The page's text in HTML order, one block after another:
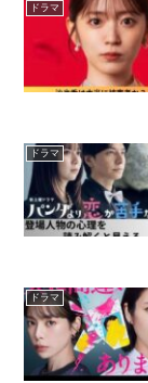
ドラマ
ドラマ
ドラマ